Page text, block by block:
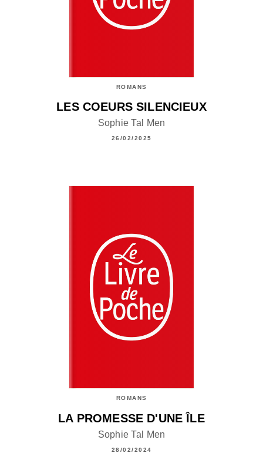
ROMANS
LES COEURS SILENCIEUX
Sophie Tal Men
26/02/2025
ROMANS
LA PROMESSE D'UNE ÎLE
Sophie Tal Men
28/02/2024